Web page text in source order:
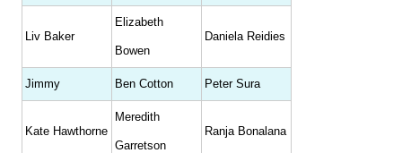
Liv Baker
Elizabeth
Bowen
Daniela Reidies
Jimmy Ben Cotton Peter Sura
Kate Hawthorne
Meredith
Garretson
Ranja Bonalana